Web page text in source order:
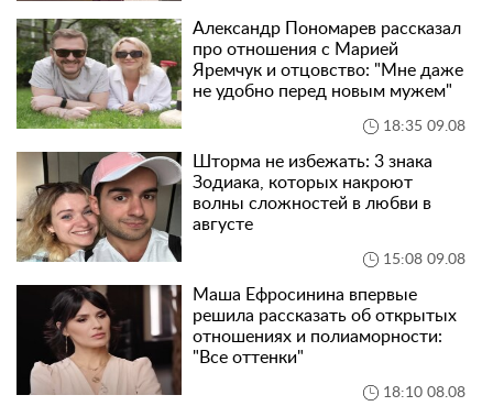
Александр Пономарев рассказал
про отношения с Марией
Яремчук и отцовство: "Мне даже
не удобно перед новым мужем"
18:35 09.08
Шторма не избежать: 3 знака
Зодиака, которых накроют
волны сложностей в любви в
августе
15:08 09.08
Маша Ефросинина впервые
решила рассказать об открытых
отношениях и полиаморности:
"Все оттенки"
18:10 08.08